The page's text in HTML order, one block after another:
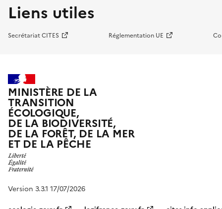
Liens utiles
Secrétariat CITES Réglementation UE
MINISTÈRE DE LA
TRANSITION
ÉCOLOGIQUE,
DE LA BIODIVERSITÉ,
DE LA FORÊT, DE LA MER
ET DE LA PÊCHE
Version 3.3.1 17/07/2026